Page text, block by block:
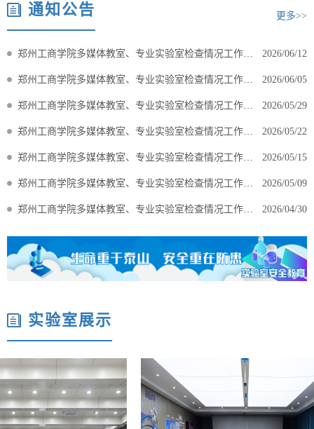
通知公告 更多>>
2026/06/12
郑州工商学院多媒体教室、专业实验室检查情况工作通报第十四期
2026/06/05
郑州工商学院多媒体教室、专业实验室检查情况工作通报第十三期
2026/05/29
郑州工商学院多媒体教室、专业实验室检查情况工作通报第十二期
2026/05/22
郑州工商学院多媒体教室、专业实验室检查情况工作通报第十一期
2026/05/15
郑州工商学院多媒体教室、专业实验室检查情况工作通报第十期
2026/05/09
郑州工商学院多媒体教室、专业实验室检查情况工作通报第九期
2026/04/30
郑州工商学院多媒体教室、专业实验室检查情况工作通报第八期
实验室展示